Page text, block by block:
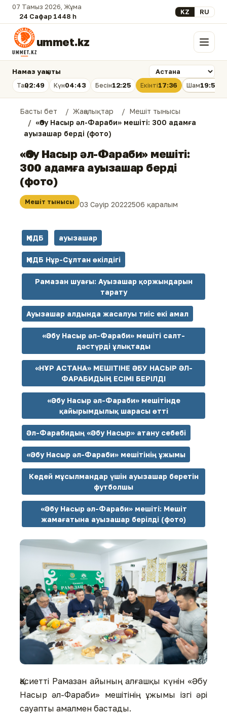
07 Тамыз 2026, Жұма
24 Сафар 1448 һ.
Select your
KZ RU
ummet.kz Мәзір
Намаз уақыты
Таң02:49 Күн04:43 Бесін12:25 Екінті17:36 Шам19:56
Басты бет Жаңалықтар
Мешіт тынысы
«Әбу Насыр әл-Фараби» мешіті: 300 адамға
ауызашар берді (фото)
«Әбу Насыр әл-Фараби» мешіті:
300 адамға ауызашар берді
(фото)
Мешіт тынысы 03 Сәуір 20222506 қаралым
ҚМДБ ауызашар
ҚМДБ Нұр-Сұлтан өкілдігі
Рамазан шуағы: Ауызашар қоржындарын
тарату
Ауызашар алдында жасалуы тиіс екі амал
«Әбу Насыр әл-Фараби» мешіті салт-
дәстүрді ұлықтады
«НҰР АСТАНА» МЕШІТІНЕ ӘБУ НАСЫР ӘЛ-
ФАРАБИДЫҢ ЕСІМІ БЕРІЛДІ
«Әбу Насыр әл-Фараби» мешітінде
қайырымдылық шарасы өтті
Әл-Фарабидың «Әбу Насыр» атану себебі
«Әбу Насыр әл-Фараби» мешітінің ұжымы
Кедей мұсылмандар үшін ауызашар беретін
футболшы
«Әбу Насыр әл-Фараби» мешіті: Мешіт
жамағатына ауызашар берілді (фото)
Қасиетті Рамазан айының алғашқы күнін «Әбу
Насыр әл-Фараби» мешітінің ұжымы ізгі әрі
сауапты амалмен бастады.